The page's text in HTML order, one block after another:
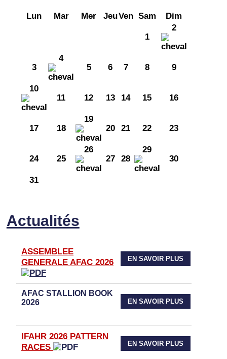
Lun Mar Mer JeuVen Sam Dim
1
2
3
4
5
6 7 8 9
10
11
12 13 14 15 16
17 18
19
20
21 22 23
24 25
26
27
28
29
30
31
Actualités
ASSEMBLEE
GENERALE AFAC 2026
EN SAVOIR PLUS
AFAC STALLION BOOK
2026
EN SAVOIR PLUS
IFAHR 2026 PATTERN
RACES
EN SAVOIR PLUS